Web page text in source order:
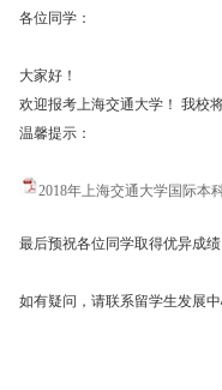
各位同学：
大家好！
欢迎报考上海交通大学！ 我校
温馨提示：
2018年上海交通大学国际本
最后预祝各位同学取得优异成
如有疑问，请联系留学生发展中